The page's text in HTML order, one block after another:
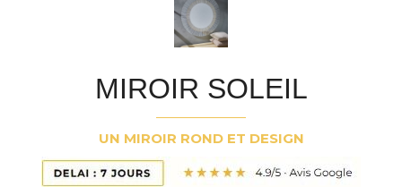
MIROIR SOLEIL
UN MIROIR ROND ET DESIGN